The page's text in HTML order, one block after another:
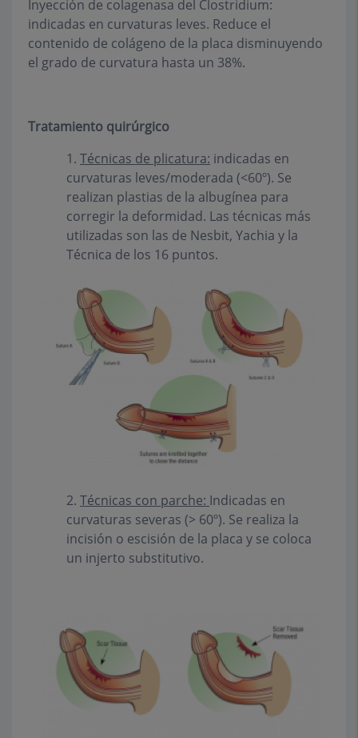
Inyección de colagenasa del Clostridium:
indicadas en curvaturas leves. Reduce el
contenido de colágeno de la placa disminuyendo
el grado de curvatura hasta un 38%.
Tratamiento quirúrgico
1. Técnicas de plicatura: indicadas en
curvaturas leves/moderada (<60º). Se
realizan plastias de la albugínea para
corregir la deformidad. Las técnicas más
utilizadas son las de Nesbit, Yachia y la
Técnica de los 16 puntos.
2. Técnicas con parche: Indicadas en
curvaturas severas (> 60º). Se realiza la
incisión o escisión de la placa y se coloca
un injerto substitutivo.